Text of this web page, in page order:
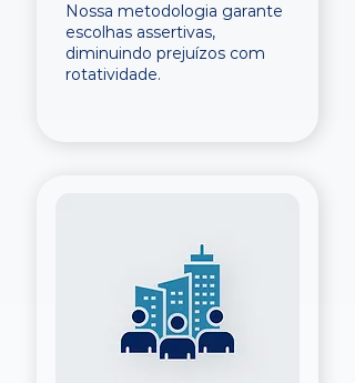
Nossa metodologia garante
escolhas assertivas,
diminuindo prejuízos com
rotatividade.